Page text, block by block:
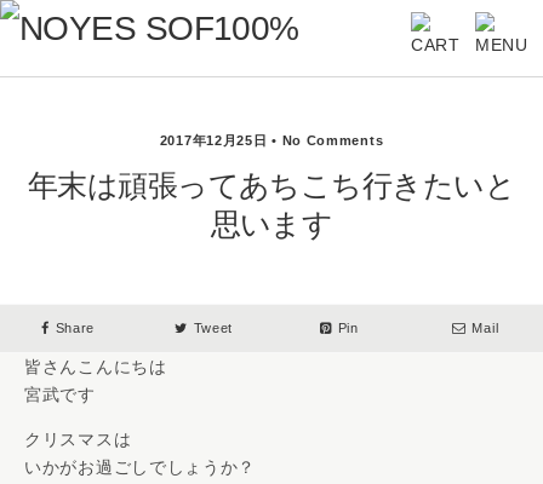
2017年12月25日 • No Comments
年末は頑張ってあちこち行きたいと
思います
Share Tweet Pin Mail
皆さんこんにちは
宮武です
クリスマスは
いかがお過ごしでしょうか？